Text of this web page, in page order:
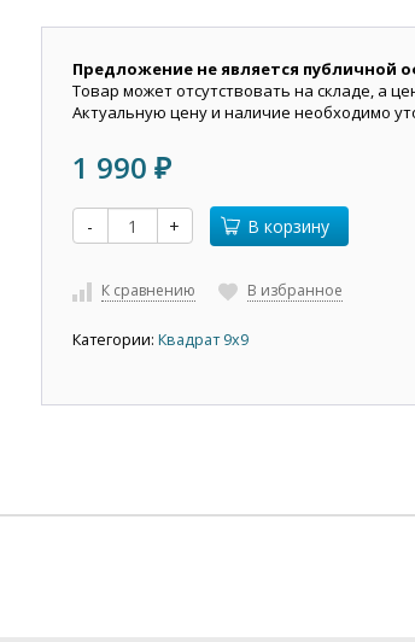
Предложение не является публичной
Товар может отсутствовать на складе, а
Актуальную цену и наличие необходимо
1 990 ₽
- + В корзину
К сравнению В избранное
Категории: Квадрат 9х9